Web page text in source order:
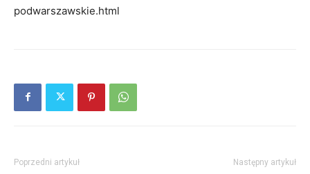
podwarszawskie.html
Poprzedni artykuł Następny artykuł